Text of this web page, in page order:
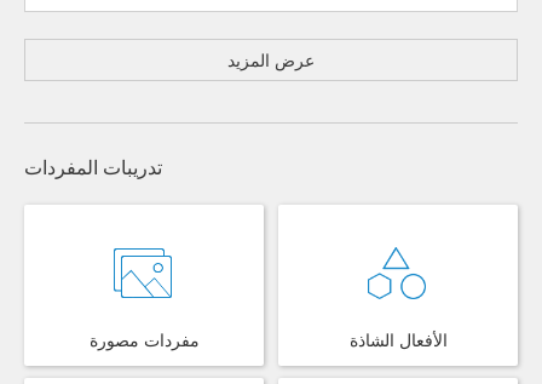
عرض المزيد
تدريبات المفردات
مفردات مصورة الأفعال الشاذة